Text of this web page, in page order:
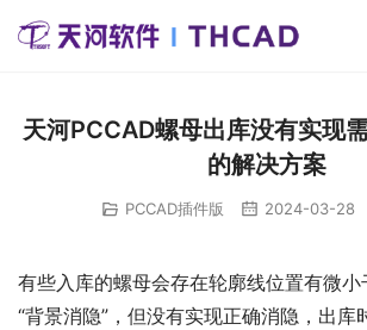
天河PCCAD螺母出库没有实现
的解决方案
PCCAD插件版 2024-03-28
有些入库的螺母会存在轮廓线位置有微小
“背景消隐”，但没有实现正确消隐，出库